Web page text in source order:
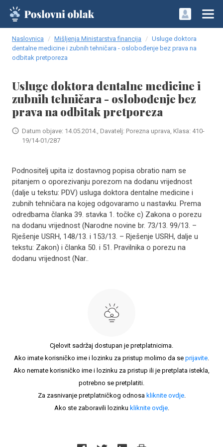
Naslovnica Mišljenja Ministarstva financija
Usluge doktora
dentalne medicine i zubnih tehničara - oslobođenje bez prava na
odbitak pretporeza
Usluge doktora dentalne medicine i
zubnih tehničara - oslobođenje bez
prava na odbitak pretporeza
Datum objave: 14.05.2014., Davatelj: Porezna uprava, Klasa: 410-
19/14-01/287
Podnositelj upita iz dostavnog popisa obratio nam se
pitanjem o oporezivanju porezom na dodanu vrijednost
(dalje u tekstu: PDV) usluga doktora dentalne medicine i
zubnih tehničara na kojeg odgovaramo u nastavku. Prema
odredbama članka 39. stavka 1. točke c) Zakona o porezu
na dodanu vrijednost (Narodne novine br. 73/13. 99/13. –
Rješenje USRH, 148/13. i 153/13. – Rješenje USRH, dalje u
tekstu: Zakon) i članka 50. i 51. Pravilnika o porezu na
dodanu vrijednost (Nar..
Cjelovit sadržaj dostupan je pretplatnicima.
Ako imate korisničko ime i lozinku za pristup molimo da se prijavite.
Ako nemate korisničko ime i lozinku za pristup ili je pretplata istekla,
potrebno se pretplatiti.
Za zasnivanje pretplatničkog odnosa kliknite ovdje.
Ako ste zaboravili lozinku kliknite ovdje.